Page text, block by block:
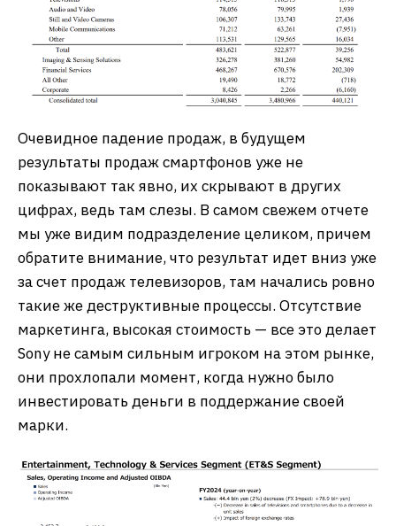
Очевидное падение продаж, в будущем
результаты продаж смартфонов уже не
показывают так явно, их скрывают в других
цифрах, ведь там слезы. В самом свежем отчете
мы уже видим подразделение целиком, причем
обратите внимание, что результат идет вниз уже
за счет продаж телевизоров, там начались ровно
такие же деструктивные процессы. Отсутствие
маркетинга, высокая стоимость — все это делает
Sony не самым сильным игроком на этом рынке,
они прохлопали момент, когда нужно было
инвестировать деньги в поддержание своей
марки.